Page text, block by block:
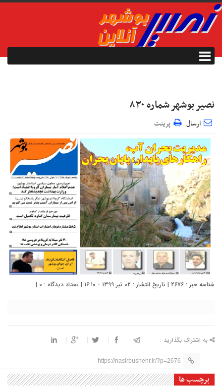
نصیر بوشهر شماره ۸۳۰
ارسال پرینت
شناسه خبر : 2676 | تاریخ انتشار : ۰۲ تیر ۱۳۹۹ - ۱۶:۱۰ | تعداد دیدگاه : 0
|
به اشتراک بگذارید :
https://nasirbushehr.ir/?p=2676
برچسب ها